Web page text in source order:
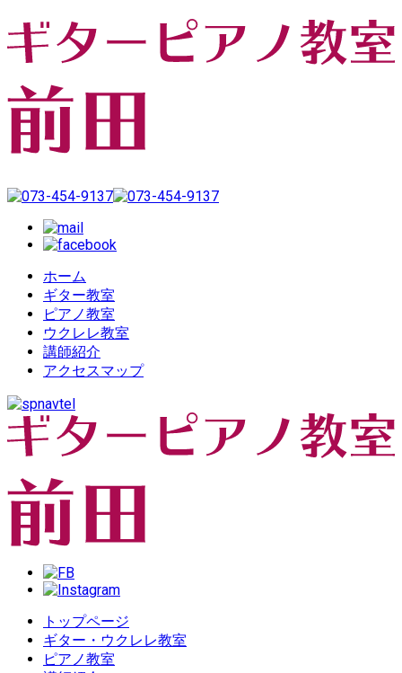
ホーム
ギター教室
ピアノ教室
ウクレレ教室
講師紹介
アクセスマップ
トップページ
ギター・ウクレレ教室
ピアノ教室